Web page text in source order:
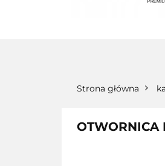
Strona główna
OTWORNICA